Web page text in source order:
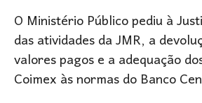
O Ministério Público pediu à
das atividades da JMR, a
valores pagos e a adequação
Coimex às normas do Banco